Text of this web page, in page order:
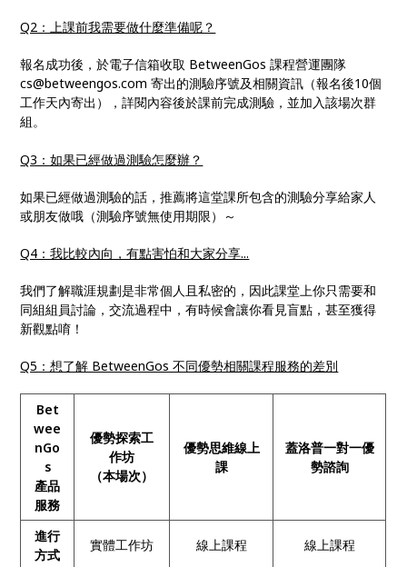
Q2：上課前我需要做什麼準備呢？
報名成功後，於電子信箱收取 BetweenGos 課程營運團隊
cs@betweengos.com 寄出的測驗序號及相關資訊（報名後10個
工作天內寄出），詳閱內容後於課前完成測驗，並加入該場次群
組。
Q3：如果已經做過測驗怎麼辦？
如果已經做過測驗的話，推薦將這堂課所包含的測驗分享給家人
或朋友做哦（測驗序號無使用期限）～
Q4：我比較內向，有點害怕和大家分享...
我們了解職涯規劃是非常個人且私密的，因此課堂上你只需要和
同組組員討論，交流過程中，有時候會讓你看見盲點，甚至獲得
新觀點唷！
Q5：想了解 BetweenGos 不同優勢相關課程服務的差別
Bet
wee
nGo
s
產品
服務
優勢探索工
作坊
（本場次）
優勢思維線上
課
蓋洛普一對一優
勢諮詢
進行
方式
實體工作坊 線上課程 線上課程